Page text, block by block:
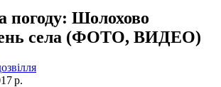
погоду: Шолохово
села (ФОТО, ВИДЕО)
р.